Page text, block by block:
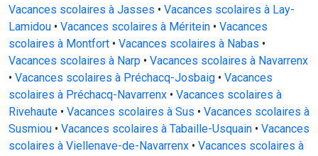
Vacances scolaires à Jasses • Vacances scolaires à Lay-
Lamidou • Vacances scolaires à Méritein • Vacances
scolaires à Montfort • Vacances scolaires à Nabas •
Vacances scolaires à Narp • Vacances scolaires à Navarrenx
• Vacances scolaires à Préchacq-Josbaig • Vacances
scolaires à Préchacq-Navarrenx • Vacances scolaires à
Rivehaute • Vacances scolaires à Sus • Vacances scolaires à
Susmiou • Vacances scolaires à Tabaille-Usquain • Vacances
scolaires à Viellenave-de-Navarrenx • Vacances scolaires à